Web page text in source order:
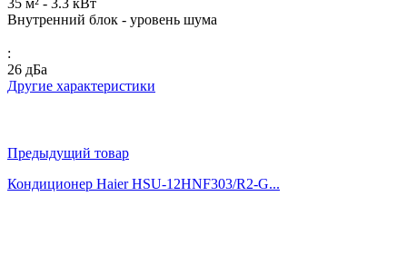
35 м² - 3.3 кВт
Внутренний блок - уровень шума
:
26 дБа
Другие характеристики
Предыдущий товар
Кондиционер Haier HSU-12HNF303/R2-G...